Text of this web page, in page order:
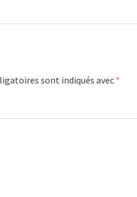
sont indiqués avec *